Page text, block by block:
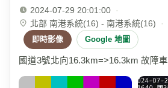
2024-07-29 20:01:00
·
北部 南港系統(16) - 南港系統(16)
·
即時影像 Google 地圖
國道3號北向16.3km=>16.3km 故障車